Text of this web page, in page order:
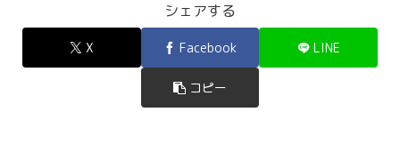
シェアする
X Facebook LINE
コピー